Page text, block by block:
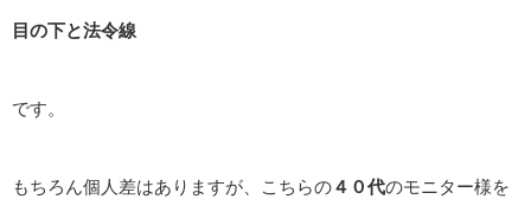
目の下と法令線
です。
もちろん個人差はありますが、こちらの４０代のモニター様を